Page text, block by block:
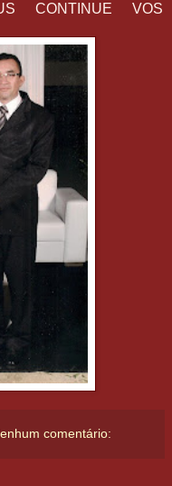
CONTINUE VOS
comentário: